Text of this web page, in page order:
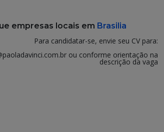
empresas locais em Brasilia
Para candidatar-se, envie seu CV para:
ou conforme orientação na
descrição da vaga